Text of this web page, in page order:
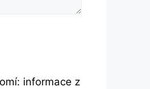
informace z